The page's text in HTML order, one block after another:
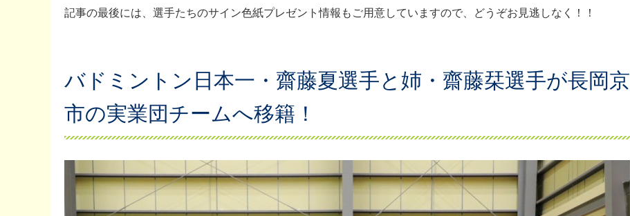
記事の最後には、選手たちのサイン色紙プレゼント情報もご用意していますので、どうぞお見逃しなく！！
バドミントン日本一・齋藤夏選手と姉・齋藤栞選手が長岡京
市の実業団チームへ移籍！